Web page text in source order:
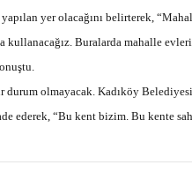
yer olacağını belirterek,
Buralarda mahalle
durum olmayacak. Kadıköy
ederek, “Bu kent bizim. Bu kente